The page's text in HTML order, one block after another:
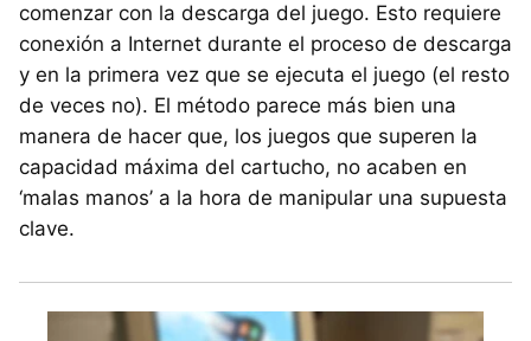
comenzar con la descarga del juego. Esto requiere
conexión a Internet durante el proceso de descarga
y en la primera vez que se ejecuta el juego (el resto
de veces no). El método parece más bien una
manera de hacer que, los juegos que superen la
capacidad máxima del cartucho, no acaben en
‘malas manos’ a la hora de manipular una supuesta
clave.